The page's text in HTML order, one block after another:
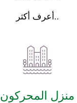
أعرف أكثر..
منزل المحركون